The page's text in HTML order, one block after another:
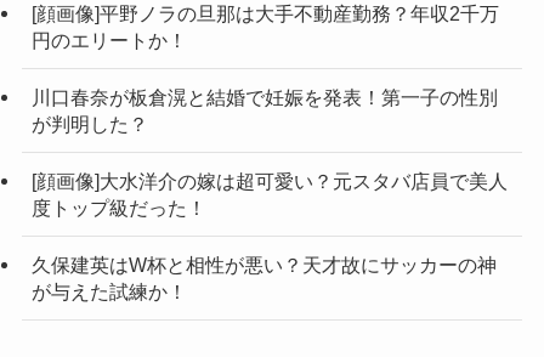
[顔画像]平野ノラの旦那は大手不動産勤務？年収2千万
円のエリートか！
川口春奈が板倉滉と結婚で妊娠を発表！第一子の性別
が判明した？
[顔画像]大水洋介の嫁は超可愛い？元スタバ店員で美人
度トップ級だった！
久保建英はW杯と相性が悪い？天才故にサッカーの神
が与えた試練か！